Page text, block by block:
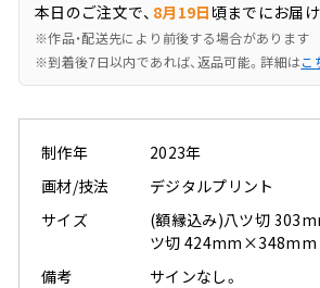
本日のご注文で、 8月19日 頃までにお届
※作品・配送先により前後する場合があります
※到着後7日以内であれば、返品可能。詳細はこ
制作年
2023年
画材/技法
デジタルプリント
サイズ
(額縁込み)八ツ切
ツ切 424mm×348mm
備考
サインなし。